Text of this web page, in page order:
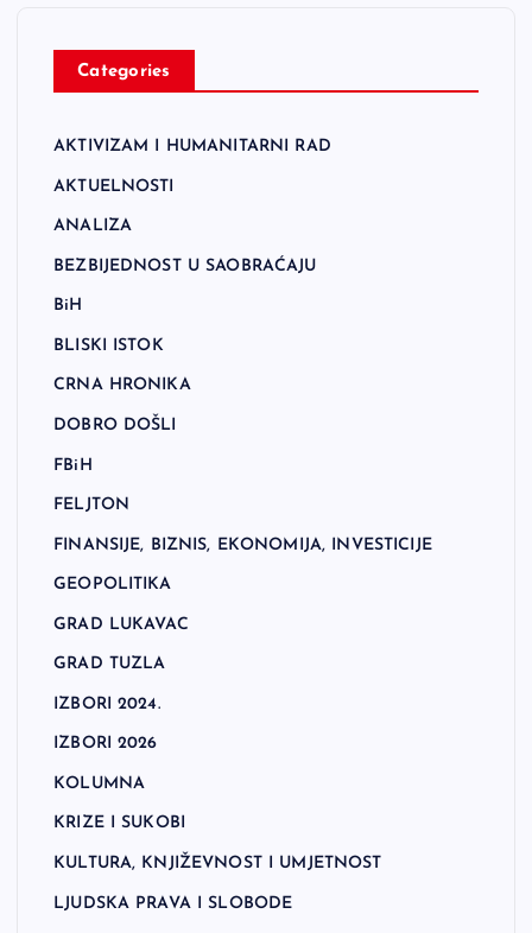
Categories
AKTIVIZAM I HUMANITARNI RAD
AKTUELNOSTI
ANALIZA
BEZBIJEDNOST U SAOBRAĆAJU
BiH
BLISKI ISTOK
CRNA HRONIKA
DOBRO DOŠLI
FBiH
FELJTON
FINANSIJE, BIZNIS, EKONOMIJA, INVESTICIJE
GEOPOLITIKA
GRAD LUKAVAC
GRAD TUZLA
IZBORI 2024.
IZBORI 2026
KOLUMNA
KRIZE I SUKOBI
KULTURA, KNJIŽEVNOST I UMJETNOST
LJUDSKA PRAVA I SLOBODE